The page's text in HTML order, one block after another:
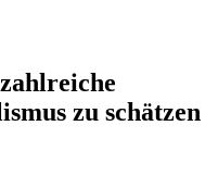
zu schätzen